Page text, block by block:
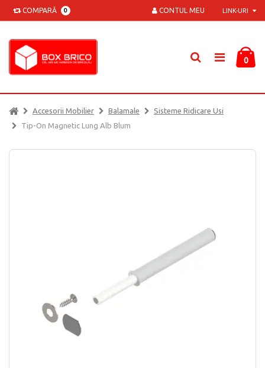
COMPARĂ 0 LINK-URI
CONTUL MEU
0
Accesorii Mobilier Balamale
Sisteme Ridicare Usi
Tip-On Magnetic Lung Alb Blum